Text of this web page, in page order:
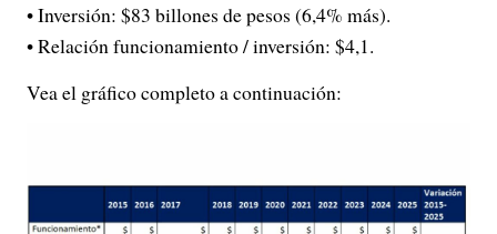
• Inversión: $83 billones de pesos (6,4% más).
• Relación funcionamiento / inversión: $4,1.
Vea el gráfico completo a continuación: